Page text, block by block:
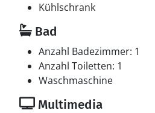
Kühlschrank
Bad
Anzahl Badezimmer: 1
Anzahl Toiletten: 1
Waschmaschine
Multimedia